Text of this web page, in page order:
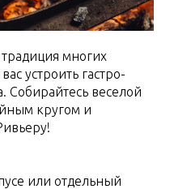
многих
устроить гастро-
Собирайтесь веселой
кругом и
или отдельный